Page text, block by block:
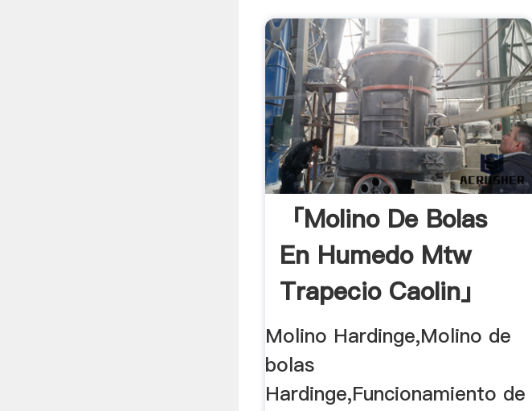
「molino De Bolas
En Humedo Mtw
Trapecio Caolin」
Molino Hardinge,Molino de
bolas
Hardinge,Funcionamiento de